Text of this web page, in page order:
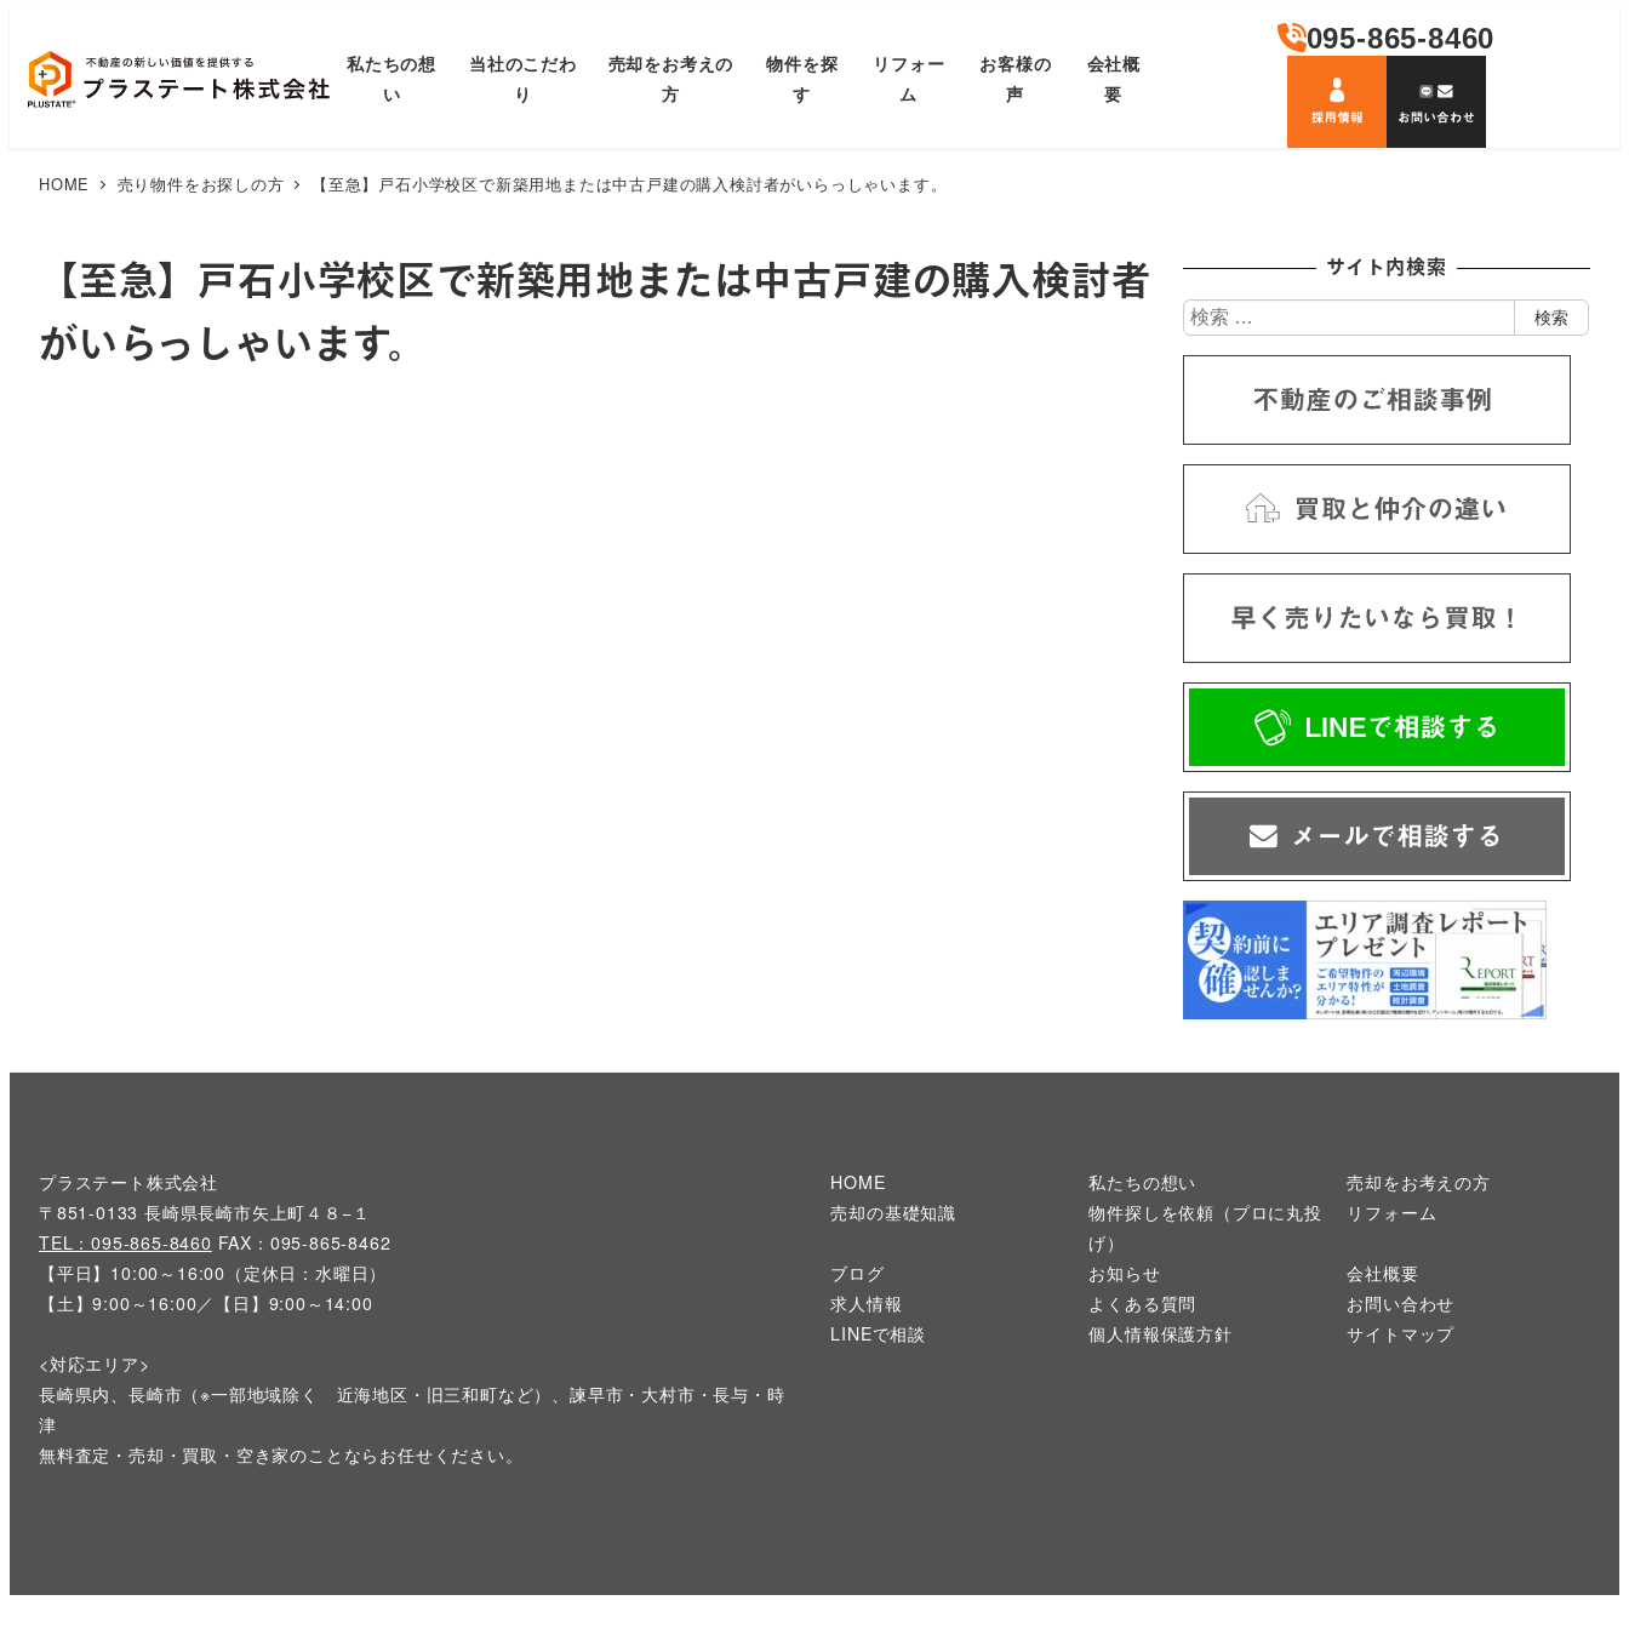
私たちの想
い
当社のこだわ
り
売却をお考えの
方
物件を探
す
リフォー
ム
お客様の
声
会社概
要
095-865-8460
HOME 売り物件をお探しの方 【至急】戸石小学校区で新築用地または中古戸建の購入検討者がいらっしゃいます。
【至急】戸石小学校区で新築用地または中古戸建の購入検討者
がいらっしゃいます。
サイト内検索
検
索
検索
プラステート株式会社
〒851-0133 長崎県長崎市矢上町４８−１
TEL：095-865-8460 FAX：095-865-8462
【平日】10:00～16:00（定休日：水曜日）
【土】9:00～16:00／【日】9:00～14:00
<対応エリア>
長崎県内、長崎市（※一部地域除く 近海地区・旧三和町など）、諫早市・大村市・長与・時
津
無料査定・売却・買取・空き家のことならお任せください。
HOME 私たちの想い
売却をお考えの方
売却の基礎知識
物件探しを依頼（プロに丸投
げ）
リフォーム
ブログ お知らせ
会社概要
求人情報
よくある質問
お問い合わせ
LINEで相談
個人情報保護方針 サイトマップ